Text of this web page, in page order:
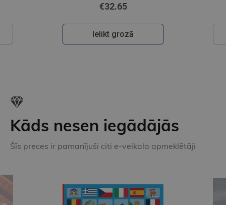
€69.00
Ielikt grozā
Kāds nesen iegādājās
Šīs preces ir pamanījuši citi e-veikala apmeklētāji